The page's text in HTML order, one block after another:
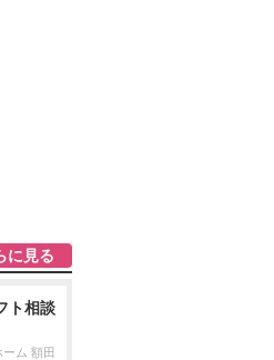
に見る
ト相談
ム 額田